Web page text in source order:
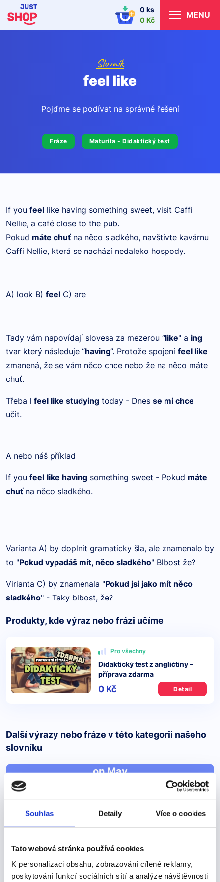
Souhlas Detaily Více o cookies
Tato webová stránka používá cookies
K personalizaci obsahu, zobrazování cílené reklamy,
poskytování funkcí sociálních sítí a analýze návštěvnosti
0 ks
0 Kč
MENU
Slovník
feel like
Pojďme se podívat na správné řešení
Fráze Maturita - Didaktický test
If you feel like having something sweet, visit Caffi
Nellie, a café close to the pub.
Pokud máte chuťna něco sladkého, navštivte kavárnu
Caffi Nellie, která se nachází nedaleko hospody.
A) look B) feel C) are
Tady vám napovídají slovesa za mezerou “like" a ing
tvar který následuje “having”. Protože spojení feel like
zmanená, že se vám něco chce nebo že na něco máte
chuť.
Třeba I feel like studying today - Dnes se mi chce
učit.
A nebo náš příklad
If you feel like having something sweet - Pokud máte
chuťna něco sladkého.
Varianta A) by doplnit gramaticky šla, ale znamenalo by
to "Pokud vypadáš mít, něco sladkého" Blbost že?
Virianta C) by znamenala "Pokud jsi jako mít něco
sladkého" - Taky blbost, že?
Produkty, kde výraz nebo frázi učíme
Pro všechny
Didaktický test z angličtiny –
příprava zdarma
0 Kč Detail
Další výrazy nebo fráze v této kategorii našeho
slovníku
on May
on May
Pojďme se podívat na správné řešení
May 23, 1970Bohužel požár poškodil původní most 23.
“on” a to proto, že předložku “on”…